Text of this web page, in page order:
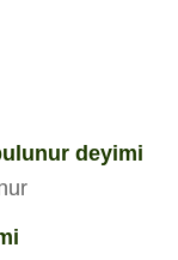
deyimi